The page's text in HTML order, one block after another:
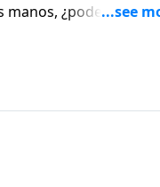
manos, ¿podemos ser
más poderoso